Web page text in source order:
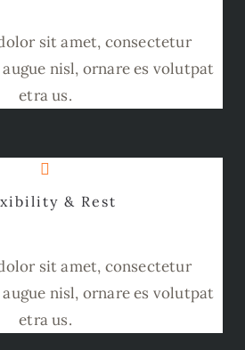
sit amet, consectetur
nisl, ornare es volutpat
etra us.
& Rest
sit amet, consectetur
nisl, ornare es volutpat
etra us.